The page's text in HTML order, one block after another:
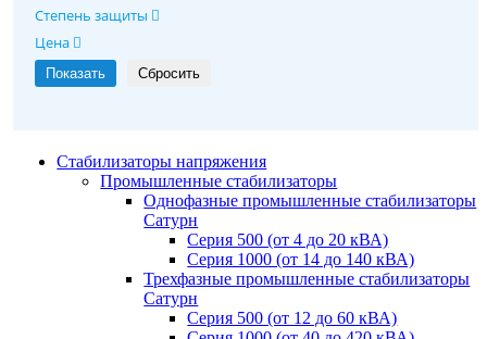
Степень защиты
Цена
Стабилизаторы напряжения
Промышленные стабилизаторы
Однофазные промышленные стабилизаторы
Сатурн
Серия 500 (от 4 до 20 кВА)
Серия 1000 (от 14 до 140 кВА)
Трехфазные промышленные стабилизаторы
Сатурн
Cерия 500 (от 12 до 60 кВА)